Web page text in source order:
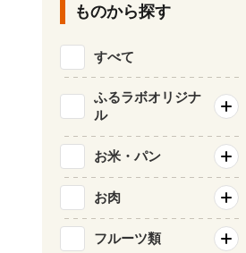
ものから探す
すべて
ふるラボオリジナ
ル
お米・パン
お肉
フルーツ類